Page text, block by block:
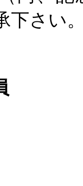
下さい